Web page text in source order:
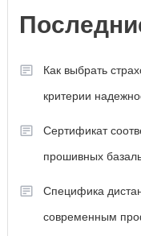
Как выбрать
критерии
Сертификат
прошивных
Специфика
современным